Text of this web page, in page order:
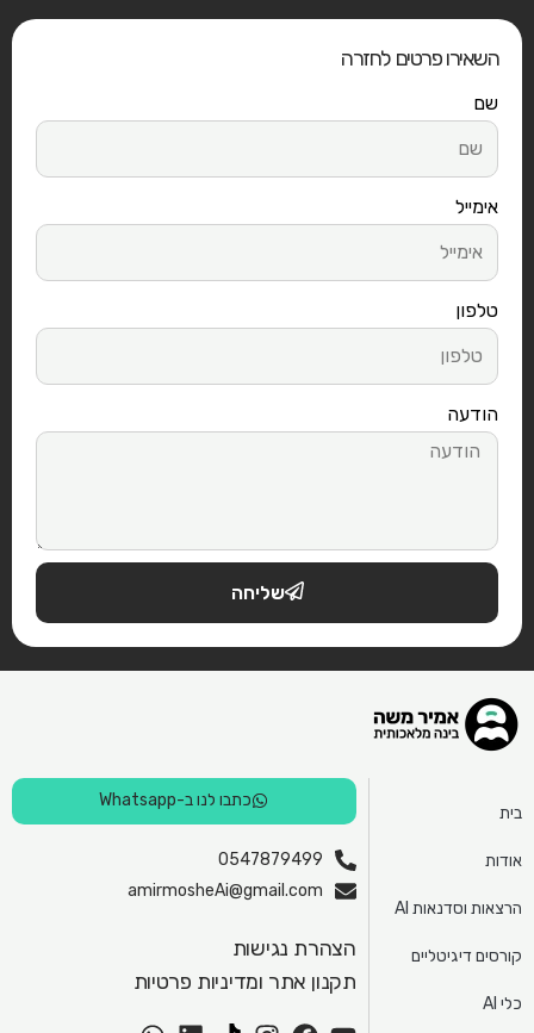
השאירו פרטים לחזרה
שם
אימייל
טלפון
הודעה
שליחה
בית
אודות
הרצאות וסדנאות AI
קורסים דיגיטליים
כלי AI
כתבו לנו ב-Whatsapp
0547879499
amirmosheAi@gmail.com
הצהרת נגישות
תקנון אתר ומדיניות פרטיות